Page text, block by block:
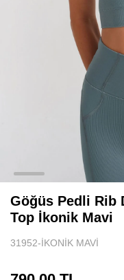
Göğüs Pedli Rib
Top İkonik Mavi
31952-İKONİK MAVİ